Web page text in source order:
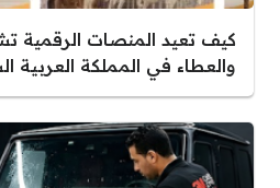
كيف تعيد المنصات الرقمية
والعطاء في المملكة العربية